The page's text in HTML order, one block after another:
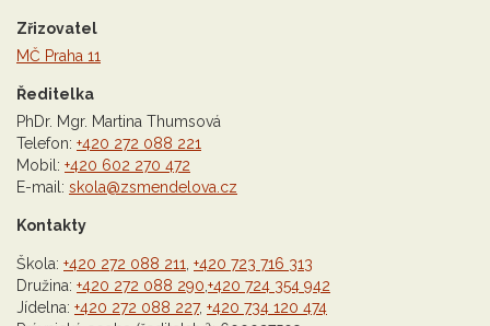
Zřizovatel
MČ Praha 11
Ředitelka
PhDr. Mgr. Martina Thumsová
Telefon: +420 272 088 221
Mobil: +420 602 270 472
E-mail: skola@zsmendelova.cz
Kontakty
Škola: +420 272 088 211 +420 723 716 313
Družina: +420 272 088 290 +420 724 354 942
Jídelna: +420 272 088 227, +420 734 120 474